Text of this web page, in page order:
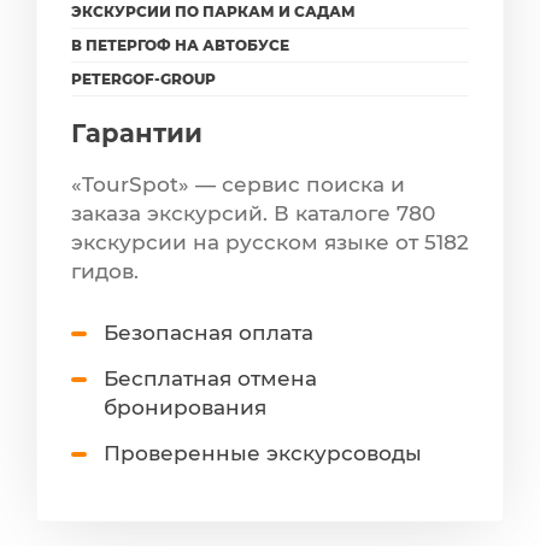
ЭКСКУРСИИ ПО ПАРКАМ И САДАМ
В ПЕТЕРГОФ НА АВТОБУСЕ
PETERGOF-GROUP
Гарантии
«TourSpot» — сервис поиска и
заказа экскурсий. В каталоге 780
экскурсии на русском языке от 5182
гидов.
Безопасная оплата
Бесплатная отмена
бронирования
Проверенные экскурсоводы